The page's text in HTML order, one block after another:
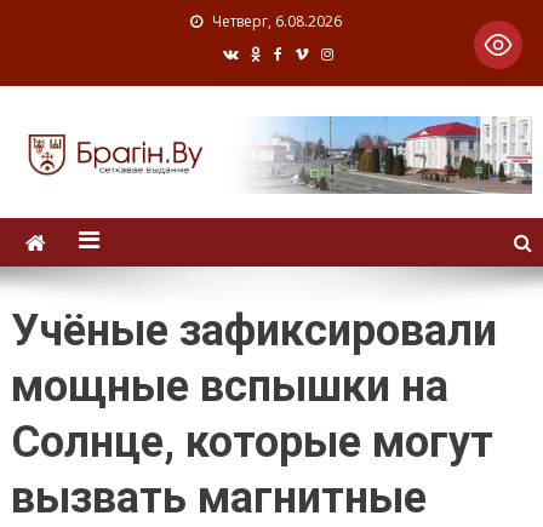
Четверг, 6.08.2026
Учёные зафиксировали
мощные вспышки на
Солнце, которые могут
вызвать магнитные